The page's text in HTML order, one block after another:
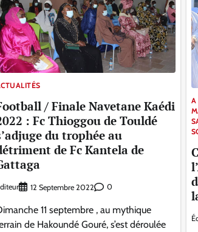
/ Finale Navetane Kaédi
: Fc Thioggou de Touldé
du trophée au
de Fc Kantela de
12 Septembre 2022 0
11 septembre , au mythique
de Hakoundé Gouré, s’est déroulée
A